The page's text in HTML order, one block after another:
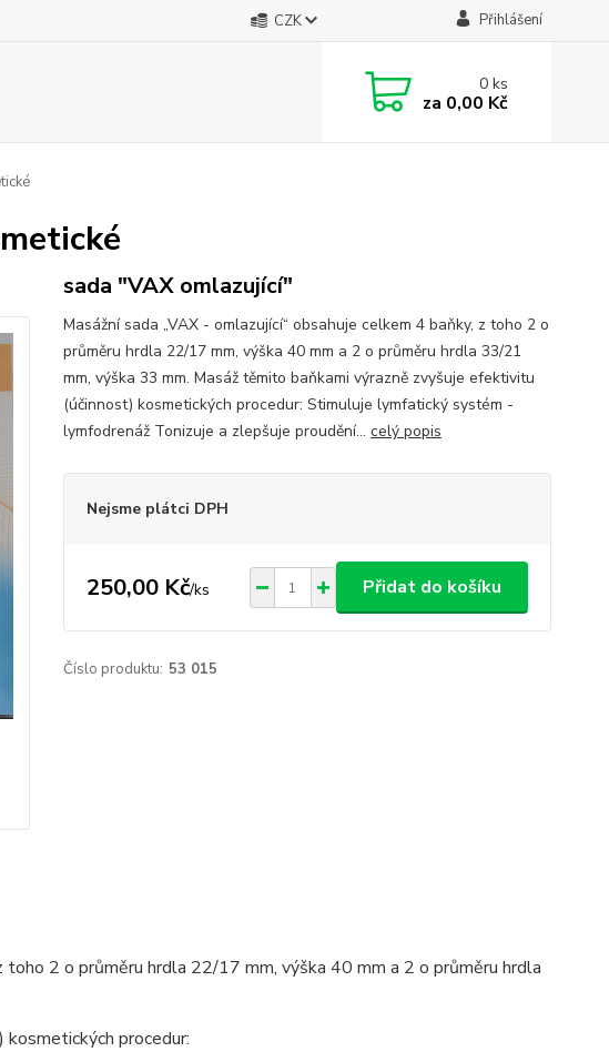
CZK Přihlášení
0ks
za 0,00 Kč
sada "VAX omlazující"
Masážní sada „VAX - omlazující“ obsahuje celkem 4 baňky, z toho 2 o
průměru hrdla 22/17 mm, výška 40 mm a 2 o průměru hrdla 33/21
mm, výška 33 mm. Masáž těmito baňkami výrazně zvyšuje efektivitu
(účinnost) kosmetických procedur: Stimuluje lymfatický systém -
lymfodrenáž Tonizuje a zlepšuje proudění... celý popis
Nejsme plátci DPH
250,00 Kč/ks Přidat do košíku
Číslo produktu: 53 015
toho 2 o průměru hrdla 22/17 mm, výška 40 mm a 2 o průměru hrdla
procedur: